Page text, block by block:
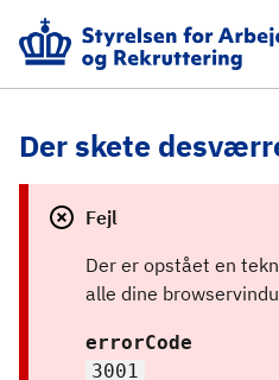
Der skete
Fejl
Der er opstået en
alle dine
errorCode
3001